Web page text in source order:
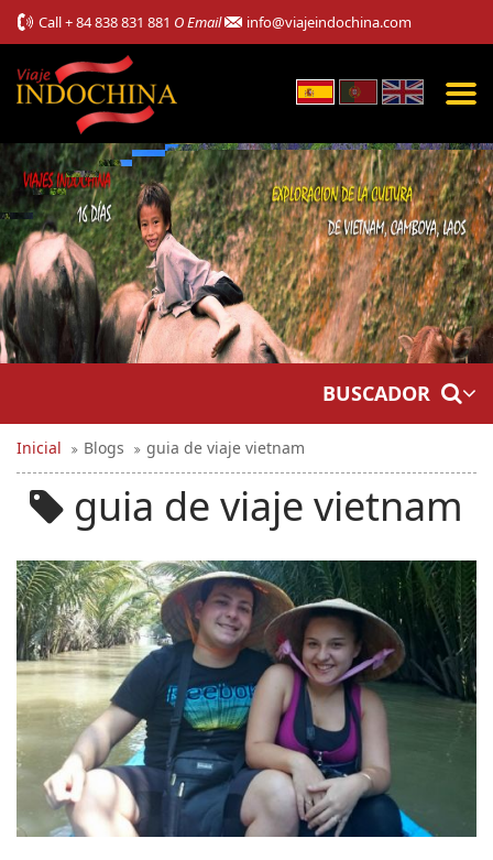
Call+ 84 838 831 881 O Email info@viajeindochina.com
BUSCADOR
Inicial Blogs guia de viaje vietnam
guia de viaje vietnam